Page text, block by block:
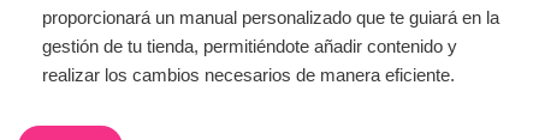
proporcionará un manual personalizado que te guiará en la
gestión de tu tienda, permitiéndote añadir contenido y
realizar los cambios necesarios de manera eficiente.